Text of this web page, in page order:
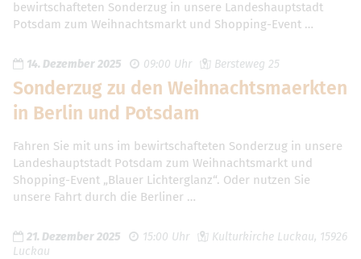
bewirtschafteten Sonderzug in unsere Landeshauptstadt
Potsdam zum Weihnachtsmarkt und Shopping-Event …
14. Dezember 2025 09:00 Uhr Bersteweg 25
Sonderzug zu den Weihnachtsmaerkten
in Berlin und Potsdam
Fahren Sie mit uns im bewirtschafteten Sonderzug in unsere
Landeshauptstadt Potsdam zum Weihnachtsmarkt und
Shopping-Event „Blauer Lichterglanz“. Oder nutzen Sie
unsere Fahrt durch die Berliner …
21. Dezember 2025 15:00 Uhr
Kulturkirche Luckau, 15926
Luckau